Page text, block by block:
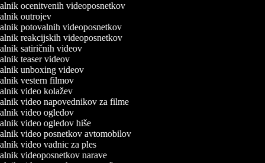
ocenitvenih videoposnetkov
outrojev
potovalnih videoposnetkov
reakcijskih videoposnetkov
satiričnih videov
teaser videov
unboxing videov
vestern filmov
video kolažev
video napovednikov za filme
video ogledov
video ogledov hiše
video posnetkov avtomobilov
video vadnic za ples
videoposnetkov narave